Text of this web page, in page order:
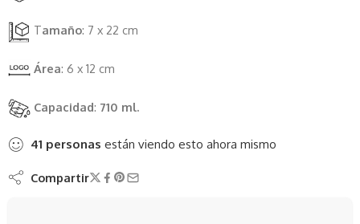
Tamaño: 7 x 22 cm
Área: 6 x 12 cm
Capacidad: 710 ml.
41 personas están viendo esto ahora mismo
Compartir